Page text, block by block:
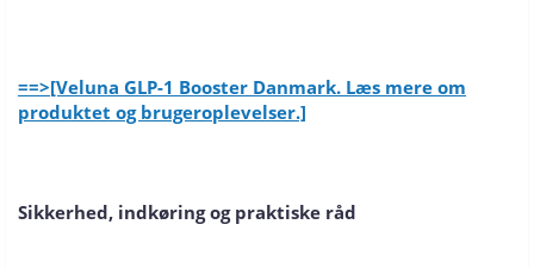
==>[Veluna GLP-1 Booster Danmark. Læs mere om
produktet og brugeroplevelser.]
Sikkerhed, indkøring og praktiske råd